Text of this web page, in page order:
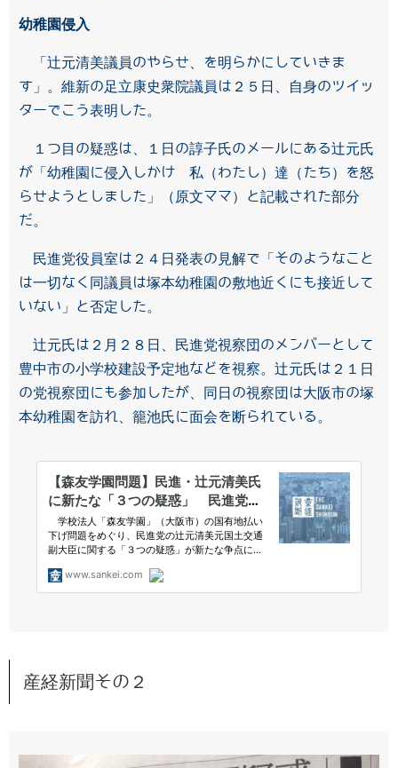
幼稚園侵入
「辻元清美議員のやらせ、を明らかにしていきま
す」。維新の足立康史衆院議員は２５日、自身のツイッ
ターでこう表明した。
１つ目の疑惑は、１日の諄子氏のメールにある辻元氏
が「幼稚園に侵入しかけ 私（わたし）達（たち）を怒
らせようとしました」（原文ママ）と記載された部分
だ。
民進党役員室は２４日発表の見解で「そのようなこと
は一切なく同議員は塚本幼稚園の敷地近くにも接近して
いない」と否定した。
辻元氏は２月２８日、民進党視察団のメンバーとして
豊中市の小学校建設予定地などを視察。辻元氏は２１日
の党視察団にも参加したが、同日の視察団は大阪市の塚
本幼稚園を訪れ、籠池氏に面会を断られている。
産経新聞その２